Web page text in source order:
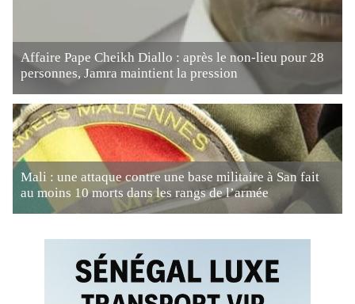
Affaire Pape Cheikh Diallo : après le non-lieu pour 28
personnes, Jamra maintient la pression
Mali : une attaque contre une base militaire à San fait
au moins 10 morts dans les rangs de l’armée